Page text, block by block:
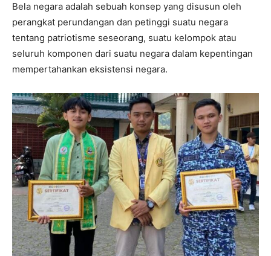
Bela negara adalah sebuah konsep yang disusun oleh
perangkat perundangan dan petinggi suatu negara
tentang patriotisme seseorang, suatu kelompok atau
seluruh komponen dari suatu negara dalam kepentingan
mempertahankan eksistensi negara.